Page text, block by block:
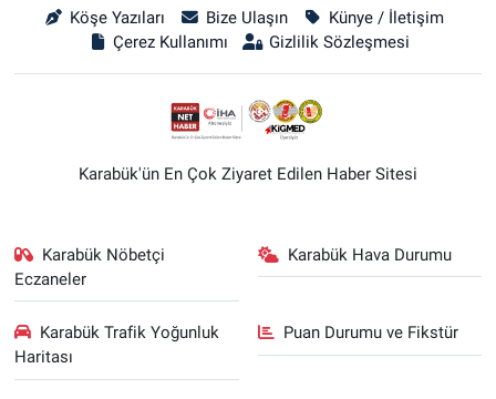
Köşe Yazıları Bize Ulaşın
Künye / İletişim
Çerez Kullanımı
Gizlilik Sözleşmesi
Karabük'ün En Çok Ziyaret Edilen Haber Sitesi
Karabük Nöbetçi
Eczaneler
Karabük Hava Durumu
Karabük Trafik Yoğunluk
Haritası
Puan Durumu ve Fikstür